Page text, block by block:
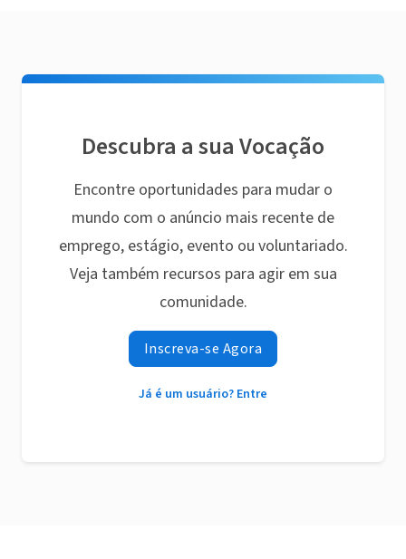
Descubra a sua Vocação
Encontre oportunidades para mudar o
mundo com o anúncio mais recente de
emprego, estágio, evento ou voluntariado.
Veja também recursos para agir em sua
comunidade.
Inscreva-se Agora
Já é um usuário? Entre